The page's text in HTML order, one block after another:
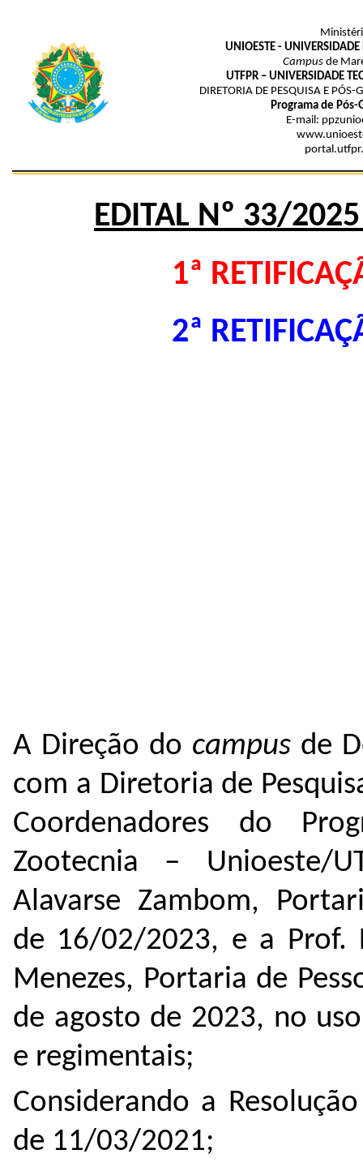
UNIOESTE - UNIVERSIDADE
Campusde
UTFPR – UNIVERSIDADE
DIRETORIA DE PESQUISA E
Programa de Pós-
E-mail:
EDITAL Nº 33/
1ª
2ª
A Direção do campus de
com a Diretoria de
Coordenadores do
Zootecnia – Unioeste/
Alavarse Zambom,
de 16/02/2023, e a Prof.
Menezes, Portaria de
de agosto de 2023, no
e regimentais;
Considerando a
de 11/03/2021;